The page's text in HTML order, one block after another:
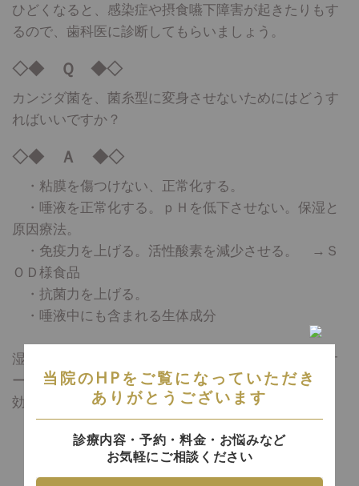
ひどくなると、感染症や摂食嚥下障害が起きたりもす
るので、歯科医に診断してもらいましょう。
◇◆ Ｑ ◆◇
カンジダ菌を、菌糸型に変身させないためにはどうす
ればいいですか？
◇◆ Ａ ◆◇
・粘膜を傷つけない、正常化する。
・唾液を正常化する。ｐＨを低下させない。保湿と
原因療法。
・免疫力を上げる。活性酸素を減少させる。 →Ｓ
ＯＤ様食品
・抗菌力を上げる。
・唾液中にも含まれる生体成分
湿潤剤：ヒアルロン酸ナトリウムの利用 製品名：オ
ーラルウェットなど
効果 ・粘膜に対する保湿効果
・粘膜微小外傷に対する治癒促進
・粘膜保護効果
・粘膜の感覚改善効果
当院のHPをご覧になっていただき
ありがとうございます
診療内容・予約・料金・お悩みなど
お気軽にご相談ください